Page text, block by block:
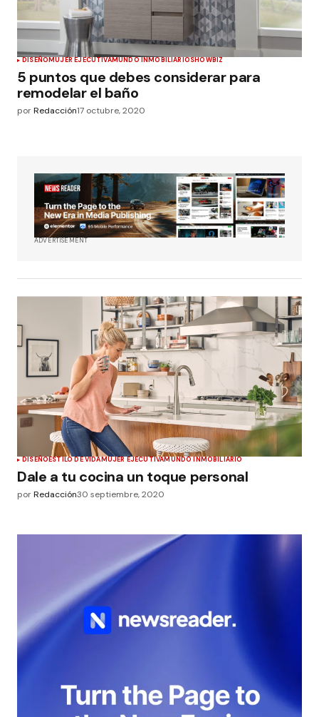
DISEÑOMUJER EJECUTIVAMUNDO INMOBILIARIOSHOWBIZ
5 puntos que debes considerar para
remodelar el baño
porRedacción17 octubre, 2020
ADVERTISEMENT
DISEÑOESTILO DE VIDAMUJER EJECUTIVAMUNDO INMOBILIARIO
Dale a tu cocina un toque personal
porRedacción30 septiembre, 2020